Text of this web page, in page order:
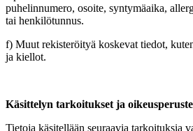
puhelinnumero, osoite, syntymäaika,
tai henkilötunnus.
f) Muut rekisteröityä koskevat tiedot,
ja kiellot.
Käsittelyn tarkoitukset ja oikeusperuste
Tietoja käsitellään seuraavia tarkoituksia